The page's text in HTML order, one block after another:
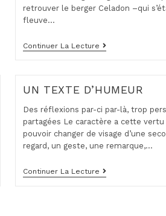
retrouver le berger Celadon –qui
fleuve…
Continuer La Lecture Lycidas
UN TEXTE D’HUMEUR
Des réflexions par-ci par-là, trop
partagées Le caractère a cette
pouvoir changer de visage d’une
regard, un geste, une remarque,…
Continuer La Lecture UN